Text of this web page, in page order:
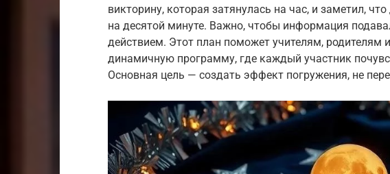
викторину, которая затянулась на час, и заметил,
на десятой минуте. Важно, чтобы информация
действием. Этот план поможет учителям, родителям
динамичную программу, где каждый участник
Основная цель — создать эффект погружения, не